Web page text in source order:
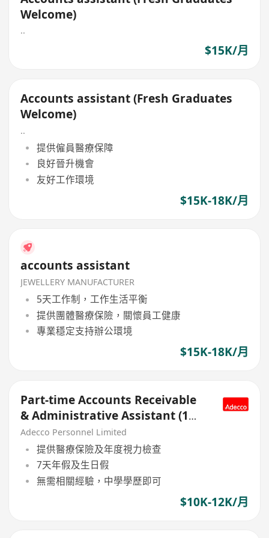
Welcome)
..
$15K/月
Accounts assistant (Fresh Graduates
Welcome)
..
提供僱員醫療保障
良好晉升機會
友好工作環境
$15K-18K/月
accounts assistant
JEWELLERY MANUFACTURER
5天工作制，工作生活平衡
提供團體醫療保險，關懷員工健康
專業穩定支持辦公環境
$15K-18K/月
Part-time Accounts Receivable
& Administrative Assistant (1
year contract)
Adecco Personnel Limited
提供醫療保險及年度視力檢查
7天年假及生日假
無需相關經驗，中學學歷即可
$10K-12K/月